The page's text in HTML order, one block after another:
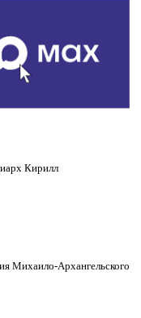
Кирилл
Михаило-Архангельского